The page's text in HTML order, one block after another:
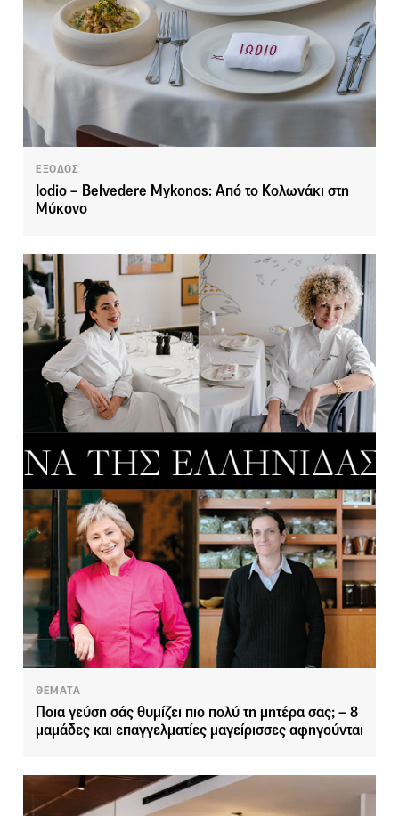
ΕΞΟΔΟΣ
Iodio – Belvedere Mykonos: Από το Κολωνάκι στη
Μύκονο
ΘΕΜΑΤΑ
Ποια γεύση σάς θυμίζει πιο πολύ τη μητέρα σας; – 8
μαμάδες και επαγγελματίες μαγείρισσες αφηγούνται